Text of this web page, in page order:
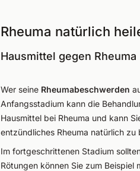
Rheuma natürlich
Hausmittel gegen Rheuma
Wer seine Rheumabeschwerden
Anfangsstadium kann die
Hausmittel bei Rheuma und kann
entzündliches Rheuma natürlich
Im fortgeschrittenen Stadium
Rötungen können Sie zum Beispiel